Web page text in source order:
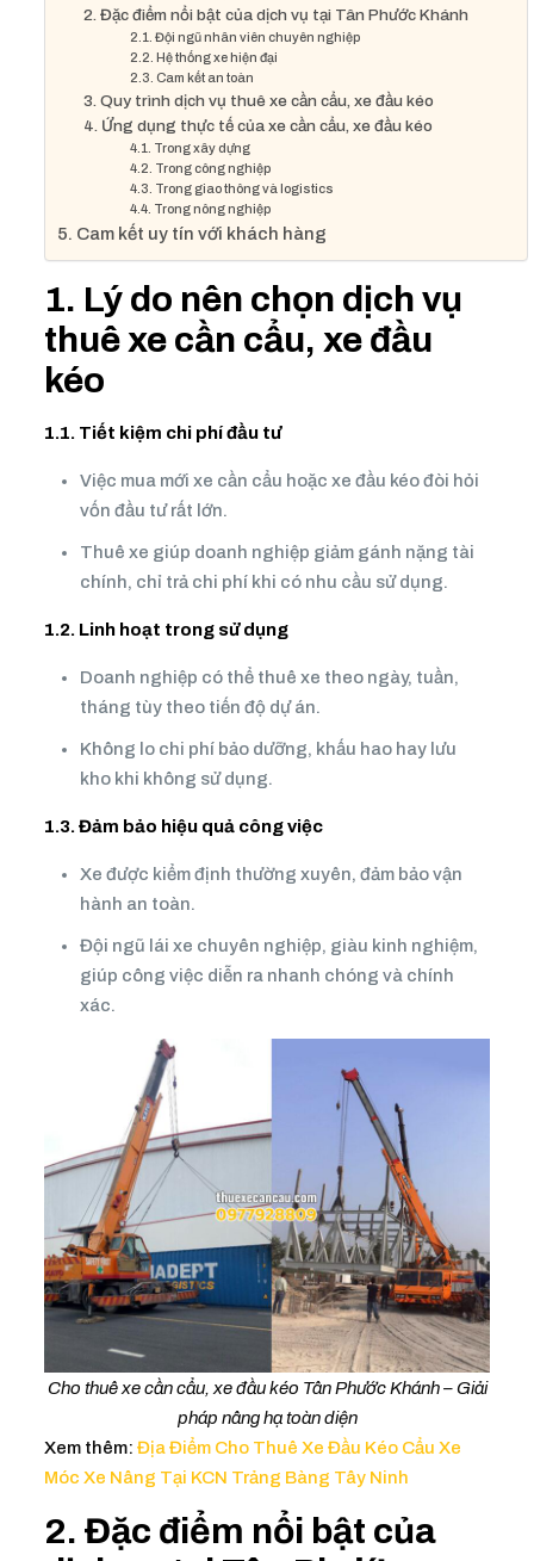
2. Đặc điểm nổi bật của dịch vụ tại Tân Phước Khánh
2.1. Đội ngũ nhân viên chuyên nghiệp
2.2. Hệ thống xe hiện đại
2.3. Cam kết an toàn
3. Quy trình dịch vụ thuê xe cần cẩu, xe đầu kéo
4. Ứng dụng thực tế của xe cần cẩu, xe đầu kéo
4.1. Trong xây dựng
4.2. Trong công nghiệp
4.3. Trong giao thông và logistics
4.4. Trong nông nghiệp
5. Cam kết uy tín với khách hàng
1. Lý do nên chọn dịch vụ
thuê xe cần cẩu, xe đầu
kéo
1.1. Tiết kiệm chi phí đầu tư
Việc mua mới xe cần cẩu hoặc xe đầu kéo đòi hỏi
vốn đầu tư rất lớn.
Thuê xe giúp doanh nghiệp giảm gánh nặng tài
chính, chỉ trả chi phí khi có nhu cầu sử dụng.
1.2. Linh hoạt trong sử dụng
Doanh nghiệp có thể thuê xe theo ngày, tuần,
tháng tùy theo tiến độ dự án.
Không lo chi phí bảo dưỡng, khấu hao hay lưu
kho khi không sử dụng.
1.3. Đảm bảo hiệu quả công việc
Xe được kiểm định thường xuyên, đảm bảo vận
hành an toàn.
Đội ngũ lái xe chuyên nghiệp, giàu kinh nghiệm,
giúp công việc diễn ra nhanh chóng và chính
xác.
Cho thuê xe cần cẩu, xe đầu kéo Tân Phước Khánh – Giải
pháp nâng hạ toàn diện
Xem thêm: Địa Điểm Cho Thuê Xe Đầu Kéo Cẩu Xe
Móc Xe Nâng Tại KCN Trảng Bàng Tây Ninh
2. Đặc điểm nổi bật của